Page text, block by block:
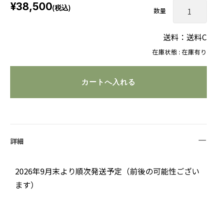
在庫状態 : 在庫有り
¥38,500(税込) 数量
送料：送料C
詳細
2026年9月末より順次発送予定（前後の可能性ござい
ます）